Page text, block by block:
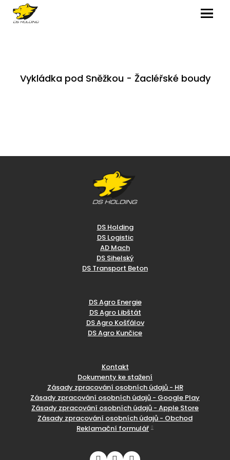
MENU
Vykládka pod Sněžkou - Žacléřské boudy
DS Holding
DS Logistic
AD Mach
DS Sihelský
DS Transport Beton
DS Agro Energie
DS Agro Libštát
DS Agro Košťálov
DS Agro Kunčice
Kontakt
Dokumenty ke stažení
Zásady zpracování osobních údajů - HR
Zásady zpracování osobních údajů - Google Play
Zásady zpracování osobních údajů - Apple Store
Zásady zpracování osobních údajů - Obchod
Reklamační formulář